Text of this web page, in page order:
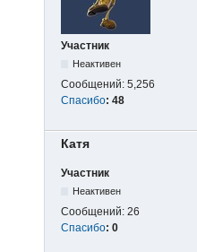
Участник
Неактивен
Сообщений: 5,256
Спасибо: 48
Катя
Участник
Неактивен
Сообщений: 26
Спасибо: 0